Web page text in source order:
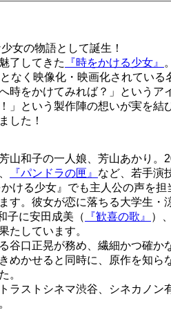
女の物語として誕生！
了してきた
『時をかける少女』
なく映像化・映画化されている
時をかけてみれば？」というア
」という製作陣の想いが実を結
した！
山和子の一人娘、芳山あかり。
『パンドラの匣』 など、若手演
ける少女』でも主人公の声を担
す。彼女が恋に落ちる大学生・
子に安田成美（ 『歓喜の歌』
）
たしています。
谷口正晃が務め、繊細かつ確か
めかせると同時に、原作を知ら
。
ラストシネマ渋谷、シネカノン